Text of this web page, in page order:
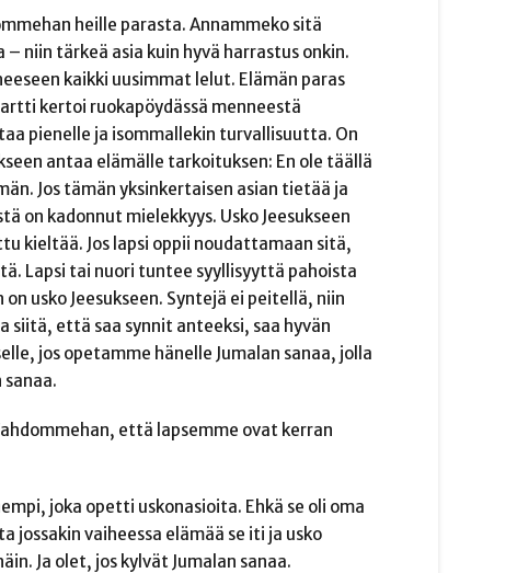
heille parasta. Annammeko sitä
niin tärkeä asia kuin hyvä harrastus onkin.
kaikki uusimmat lelut. Elämän paras
kertoi ruokapöydässä menneestä
pienelle ja isommallekin turvallisuutta. On
antaa elämälle tarkoituksen: En ole täällä
Jos tämän yksinkertaisen asian tietää ja
kadonnut mielekkyys. Usko Jeesukseen
kieltää. Jos lapsi oppii noudattamaan sitä,
Lapsi tai nuori tuntee syyllisyyttä pahoista
usko Jeesukseen. Syntejä ei peitellä, niin
siitä, että saa synnit anteeksi, saa hyvän
jos opetamme hänelle Jumalan sanaa, jolla
että lapsemme ovat kerran
joka opetti uskonasioita. Ehkä se oli oma
vaiheessa elämää se iti ja usko
Ja olet, jos kylvät Jumalan sanaa.